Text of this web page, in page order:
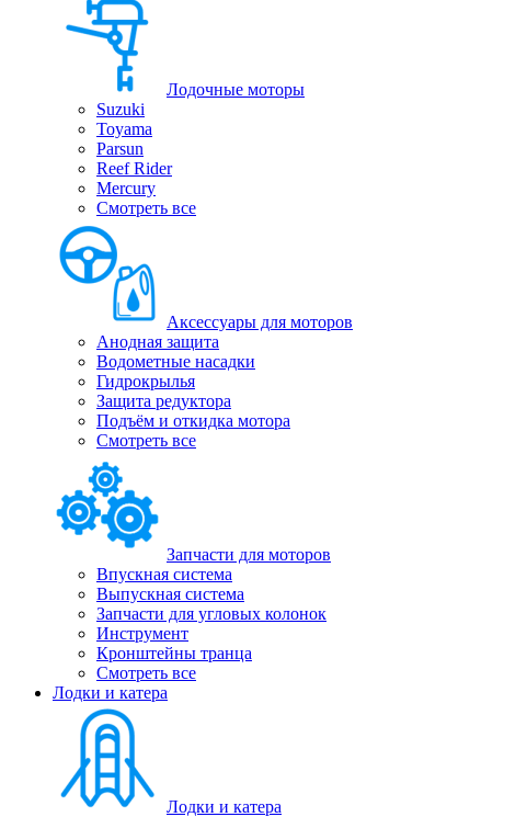
Лодочные моторы
Suzuki
Toyama
Parsun
Reef Rider
Mercury
Смотреть все
Аксессуары для моторов
Анодная защита
Водометные насадки
Гидрокрылья
Защита редуктора
Подъём и откидка мотора
Смотреть все
Запчасти для моторов
Впускная система
Выпускная система
Запчасти для угловых колонок
Инструмент
Кронштейны транца
Смотреть все
Лодки и катера
Лодки и катера